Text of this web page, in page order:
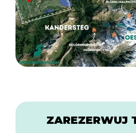
ZAREZERWUJ